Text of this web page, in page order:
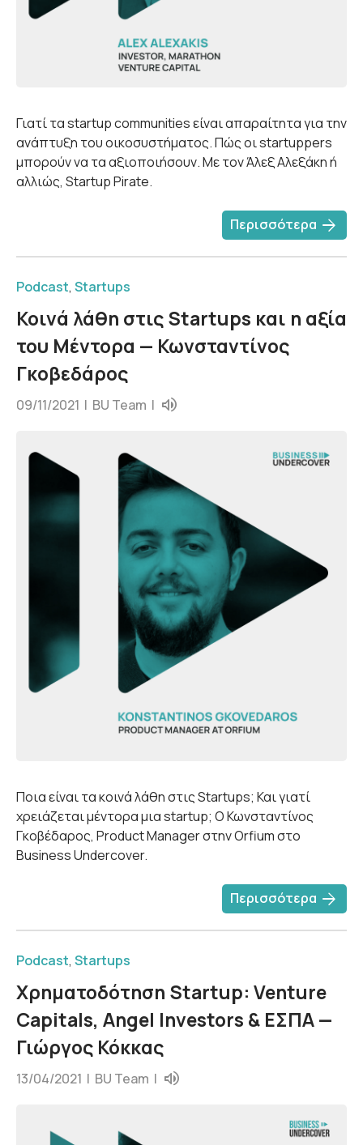
Γιατί τα startup communities είναι απαραίτητα για την
ανάπτυξη του οικοσυστήματος. Πώς οι startuppers
μπορούν να τα αξιοποιήσουν. Με τον Άλεξ Αλεξάκη ή
αλλιώς, Startup Pirate.
Περισσότερα arrow_forward
Podcast, Startups
Κοινά λάθη στις Startups και η αξία
του Μέντορα — Κωνσταντίνος
Γκοβεδάρος
09/11/2021 | BU Team |
Ποια είναι τα κοινά λάθη στις Startups; Και γιατί
χρειάζεται μέντορα μια startup; Ο Κωνσταντίνος
Γκοβέδαρος, Product Manager στην Orfium στο
Business Undercover.
Περισσότερα arrow_forward
Podcast, Startups
Χρηματοδότηση Startup: Venture
Capitals, Angel Investors & ΕΣΠΑ —
Γιώργος Κόκκας
13/04/2021 | BU Team |